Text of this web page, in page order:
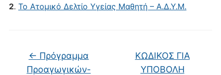
2. Το Ατομικό Δελτίο Υγείας Μαθητή – Α.Δ.Υ.Μ.
← Πρόγραμμα
Προαγωγικών-
ΚΩΔΙΚΟΣ ΓΙΑ
ΥΠΟΒΟΛΗ